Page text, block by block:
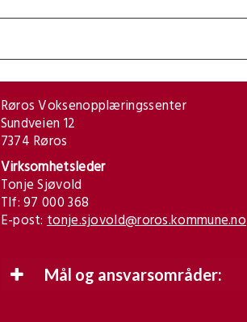
Røros Voksenopplæringssenter
Sundveien 12
7374 Røros
Virksomhetsleder
Tonje Sjøvold
Tlf: 97 000 368
E-post:tonje.sjovold@roros.kommune.no
Mål og ansvarsområder: